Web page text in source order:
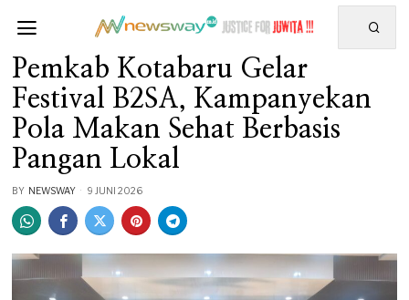
Pemkab Kotabaru Gelar
Festival B2SA, Kampanyekan
Pola Makan Sehat Berbasis
Pangan Lokal
BY NEWSWAY 9 JUNI 2026